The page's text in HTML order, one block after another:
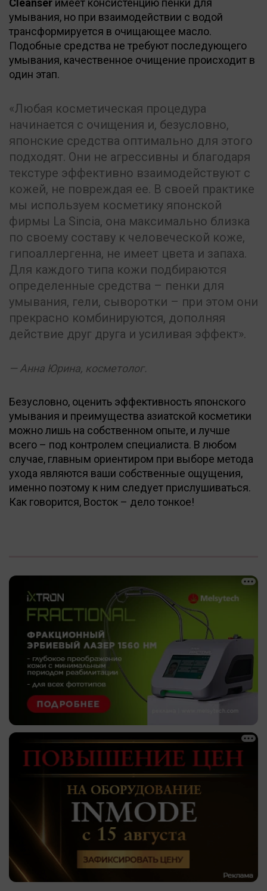
Cleanser имеет консистенцию пенки для
умывания, но при взаимодействии с водой
трансформируется в очищающее масло.
Подобные средства не требуют последующего
умывания, качественное очищение происходит в
один этап.
«Любая косметическая процедура
начинается с очищения и, безусловно,
японские средства оптимально для этого
подходят. Они не агрессивны и благодаря
текстуре эффективно взаимодействуют с
кожей, не повреждая ее. В своей практике
мы используем косметику японской
фирмы La Sincia, она максимально близка
по своему составу к человеческой коже,
гипоаллергенна, не имеет цвета и запаха.
Для каждого типа кожи подбираются
определенные средства – пенки для
умывания, гели, сыворотки – при этом они
прекрасно комбинируются, дополняя
действие друг друга и усиливая эффект».
Анна Юрина, косметолог.
Безусловно, оценить эффективность японского
умывания и преимущества азиатской косметики
можно лишь на собственном опыте, и лучше
всего – под контролем специалиста. В любом
случае, главным ориентиром при выборе метода
ухода являются ваши собственные ощущения,
именно поэтому к ним следует прислушиваться.
Как говорится, Восток – дело тонкое!